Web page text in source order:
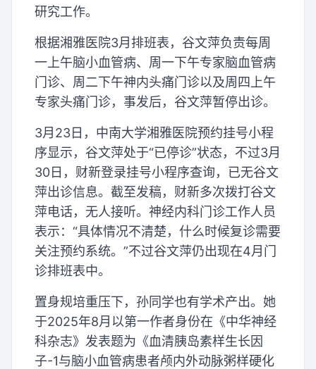
研究工作。
根据湘雅医院3月排班表，谷文萍负责每周
一上午脑小血管病、周一下午专家脑血管病
门诊、周二下午神内头痛门诊以及周四上午
专家头痛门诊，事发后，谷文萍暂停出诊。
3月23日，中南大学湘雅医院预约挂号小程
序显示，谷文萍处于“已停诊”状态，不过3月
30日，财新登录挂号小程序查询，已无谷文
萍出诊信息。截至发稿，财新多次拨打谷文
萍电话，无人接听。神经内科门诊工作人员
表示：“具体情况不清楚，什么时候复诊需要
关注预约系统。”不过谷文萍仍出现在4月门
诊排班表中。
置身规培重压下，孙同学也有学术产出。她
于2025年8月以第一作者身份在《中华神经
科杂志》发表题为《血清胰岛素样生长因
子-1与脑小血管病患者颅内外动脉粥样硬化